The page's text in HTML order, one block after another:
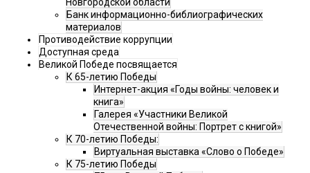
Новгородской области
Банк информационно-библиографических
материалов
Противодействие коррупции
Доступная среда
Великой Победе посвящается
К 65-летию Победы
Интернет-акция «Годы войны: человек и
книга»
Галерея «Участники Великой
Отечественной войны: Портрет с книгой»
К 70-летию Победы:
Виртуальная выставка «Слово о Победе»
К 75-летию Победы